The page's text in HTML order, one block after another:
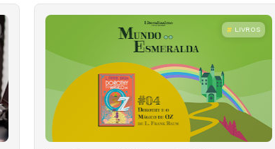
LIVROS